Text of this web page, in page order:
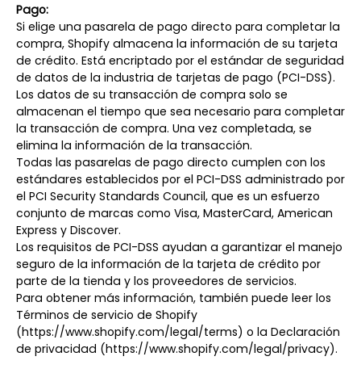
Pago:
Si elige una pasarela de pago directo para completar la
compra, Shopify almacena la información de su tarjeta
de crédito. Está encriptado por el estándar de seguridad
de datos de la industria de tarjetas de pago (PCI-DSS).
Los datos de su transacción de compra solo se
almacenan el tiempo que sea necesario para completar
la transacción de compra. Una vez completada, se
elimina la información de la transacción.
Todas las pasarelas de pago directo cumplen con los
estándares establecidos por el PCI-DSS administrado por
el PCI Security Standards Council, que es un esfuerzo
conjunto de marcas como Visa, MasterCard, American
Express y Discover.
Los requisitos de PCI-DSS ayudan a garantizar el manejo
seguro de la información de la tarjeta de crédito por
parte de la tienda y los proveedores de servicios.
Para obtener más información, también puede leer los
Términos de servicio de Shopify
(https://www.shopify.com/legal/terms) o la Declaración
de privacidad (https://www.shopify.com/legal/privacy).